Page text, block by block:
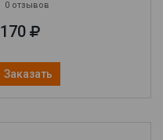
0 отзывов
Заказать